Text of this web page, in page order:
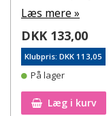
Læs mere »
DKK 133,00
Klubpris: DKK 113,05
På lager
Læg i kurv